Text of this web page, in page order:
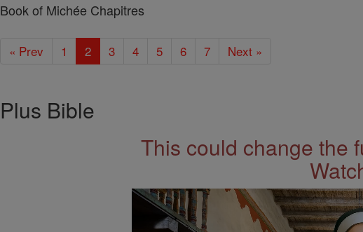
Book of Michée Chapitres
« Prev 1 2 3 4 5 6 7 Next »
Plus Bible
This could change the